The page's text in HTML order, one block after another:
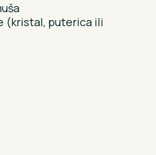
(kristal, puterica ili